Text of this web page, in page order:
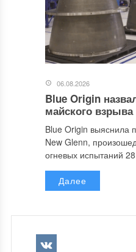
06.08.2026
Blue Origin
майского
Blue Origin выяснила
New Glenn,
огневых испытаний
Далее